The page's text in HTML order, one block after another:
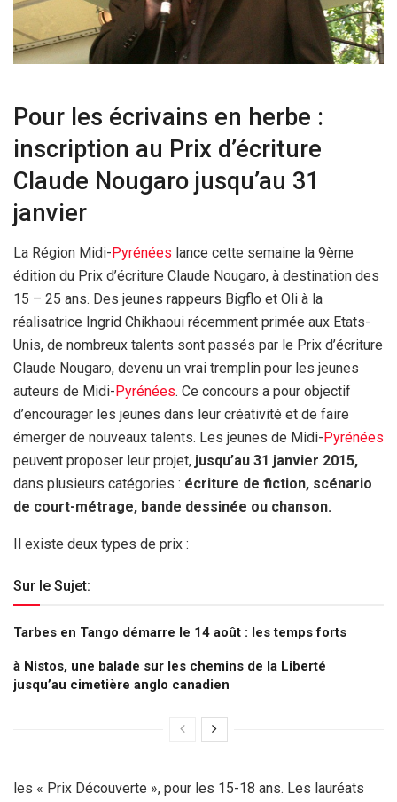
Pour les écrivains en herbe :
inscription au Prix d’écriture
Claude Nougaro jusqu’au 31
janvier
La Région Midi-Pyrénées lance cette semaine la 9ème
édition du Prix d’écriture Claude Nougaro, à destination des
15 – 25 ans. Des jeunes rappeurs Bigflo et Oli à la
réalisatrice Ingrid Chikhaoui récemment primée aux Etats-
Unis, de nombreux talents sont passés par le Prix d’écriture
Claude Nougaro, devenu un vrai tremplin pour les jeunes
auteurs de Midi-Pyrénées. Ce concours a pour objectif
d’encourager les jeunes dans leur créativité et de faire
émerger de nouveaux talents. Les jeunes de Midi-Pyrénées
peuvent proposer leur projet, jusqu’au 31 janvier 2015,
dans plusieurs catégories : écriture de fiction, scénario
de court-métrage, bande dessinée ou chanson.
Il existe deux types de prix :
Sur le Sujet:
Tarbes en Tango démarre le 14 août : les temps forts
à Nistos, une balade sur les chemins de la Liberté
jusqu’au cimetière anglo canadien
les « Prix Découverte », pour les 15-18 ans. Les lauréats